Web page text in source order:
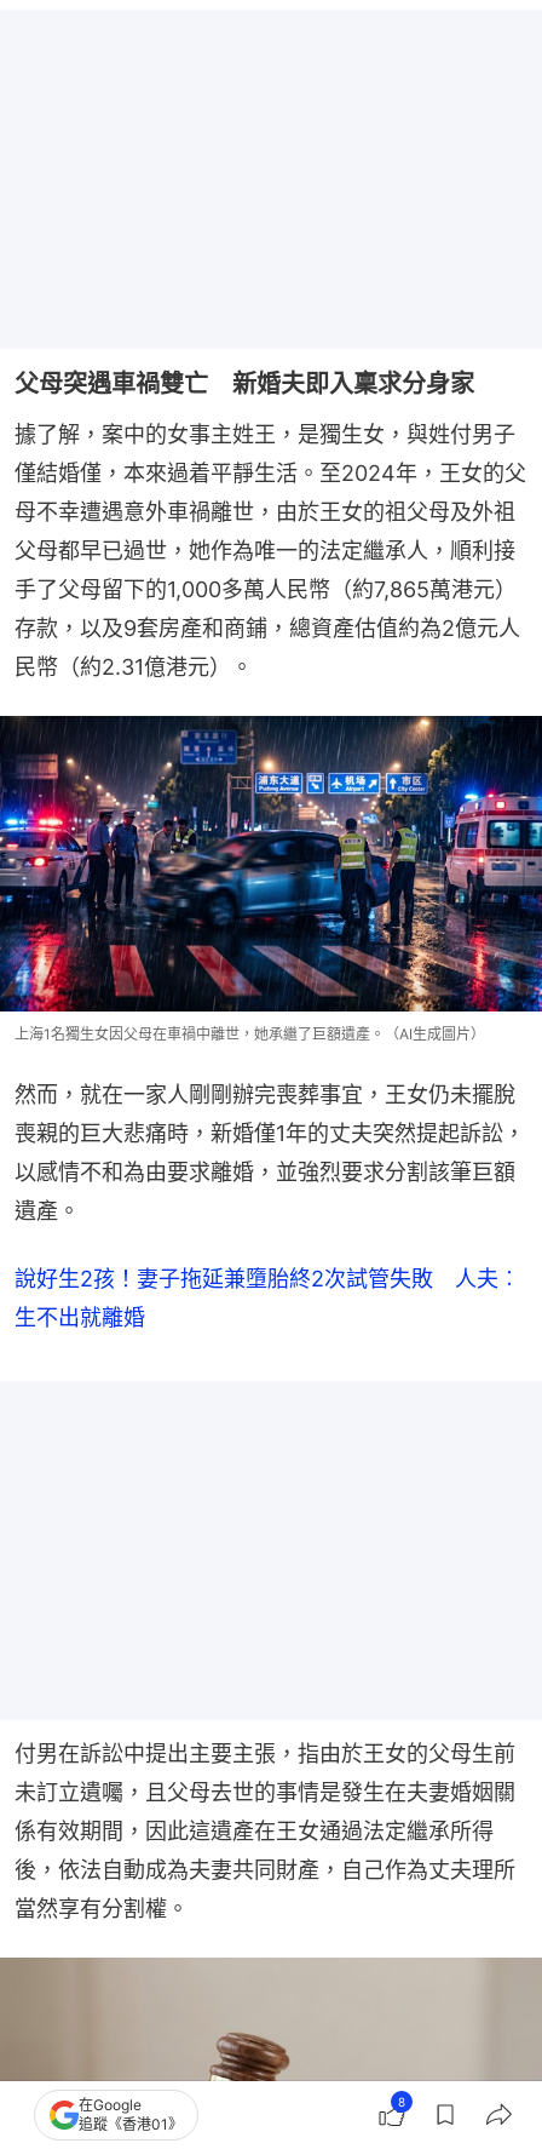
父母突遇車禍雙亡 新婚夫即入稟求分身家
據了解，案中的女事主姓王，是獨生女，與姓付男子
僅結婚僅，本來過着平靜生活。至2024年，王女的父
母不幸遭遇意外車禍離世，由於王女的祖父母及外祖
父母都早已過世，她作為唯一的法定繼承人，順利接
手了父母留下的1,000多萬人民幣（約7,865萬港元）
存款，以及9套房產和商鋪，總資產估值約為2億元人
民幣（約2.31億港元）。
上海1名獨生女因父母在車禍中離世，她承繼了巨額遺產。（AI生成圖片）
然而，就在一家人剛剛辦完喪葬事宜，王女仍未擺脫
喪親的巨大悲痛時，新婚僅1年的丈夫突然提起訴訟，
以感情不和為由要求離婚，並強烈要求分割該筆巨額
遺產。
說好生2孩！妻子拖延兼墮胎終2次試管失敗 人夫︰
生不出就離婚
付男在訴訟中提出主要主張，指由於王女的父母生前
未訂立遺囑，且父母去世的事情是發生在夫妻婚姻關
係有效期間，因此這遺產在王女通過法定繼承所得
後，依法自動成為夫妻共同財產，自己作為丈夫理所
當然享有分割權。
在Google
追蹤《香港01》
8